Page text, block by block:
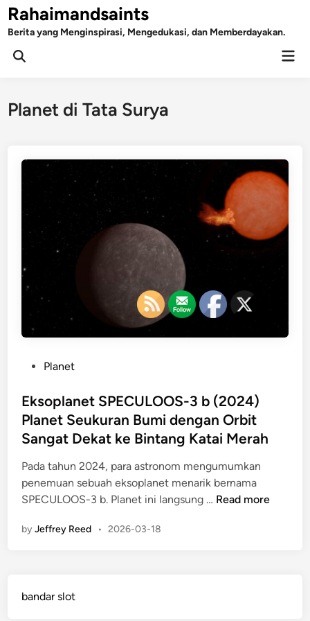
Skip
to
content
Rahaimandsaints
Berita yang Menginspirasi, Mengedukasi, dan Memberdayakan.
Open
Planet di Tata Surya
s
t
e
d
i
n
Planet
Eksoplanet SPECULOOS-3 b (2024)
Planet Seukuran Bumi dengan Orbit
Sangat Dekat ke Bintang Katai Merah
Pada tahun 2024, para astronom mengumumkan
penemuan sebuah eksoplanet menarik bernama
SPECULOOS-3 b. Planet ini langsung … E
Read more
byJeffrey Reed • 2026-03-18
bandar slot